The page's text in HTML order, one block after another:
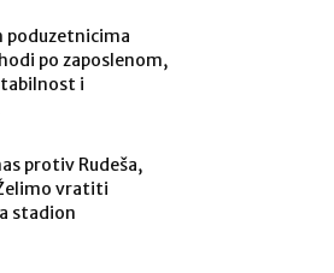
poduzetnicima
po zaposlenom,
i
protiv Rudeša,
vratiti
stadion